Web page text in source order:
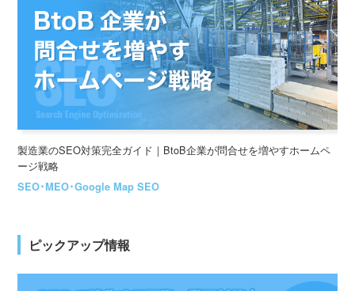
製造業のSEO対策完全ガイド｜BtoB企業が問合せを増やすホームペ
ージ戦略
SEO･MEO･Google Map SEO
ピックアップ情報